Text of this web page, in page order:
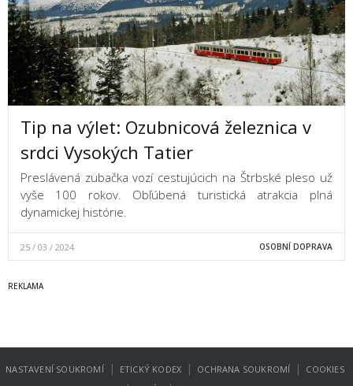
Tip na výlet: Ozubnicová železnica v
srdci Vysokých Tatier
Preslávená zubačka vozí cestujúcich na Štrbské pleso už
vyše 100 rokov. Obľúbená turistická atrakcia plná
dynamickej histórie.
25 / 03 / 2024 OSOBNÍ DOPRAVA
NASTAVENÍ SOUKROMÍ | ETICKÝ KODEX | OCHRANA SOUKROMÍ | COOKIES